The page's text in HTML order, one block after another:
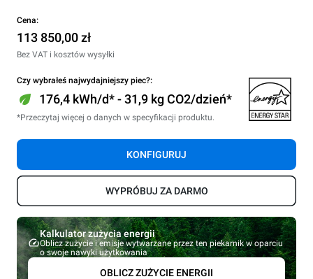
Cena:
113 850,00 zł
Bez VAT i kosztów wysyłki
Czy wybrałeś najwydajniejszy piec?:
176,4 kWh/d* - 31,9 kg CO2/dzień*
*Przeczytaj więcej o danych w specyfikacji produktu.
KONFIGURUJ
WYPRÓBUJ ZA DARMO
Kalkulator zużycia energii
Oblicz zużycie i emisje wytwarzane przez ten piekarnik w oparciu
o swoje nawyki użytkowania
OBLICZ ZUŻYCIE ENERGII